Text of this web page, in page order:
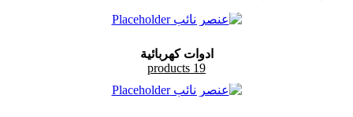
ادوات كهربائية
19 products